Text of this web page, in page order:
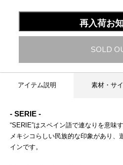
再入荷お
SOLD
アイテム説明 素材・サ
- SERIE -
“SERIE”はスペイン語で連なりを意味
メキシコらしい民族的な印象があり、
インです。